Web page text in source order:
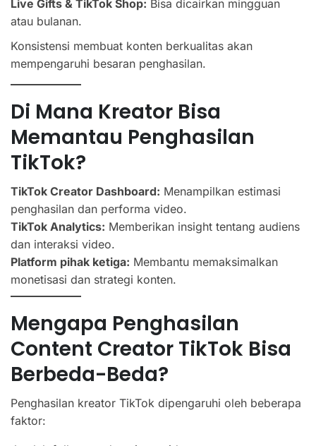
Live Gifts & TikTok Shop: Bisa dicairkan mingguan
atau bulanan.
Konsistensi membuat konten berkualitas akan
mempengaruhi besaran penghasilan.
Di Mana Kreator Bisa
Memantau Penghasilan
TikTok?
TikTok Creator Dashboard: Menampilkan estimasi
penghasilan dan performa video.
TikTok Analytics: Memberikan insight tentang audiens
dan interaksi video.
Platform pihak ketiga: Membantu memaksimalkan
monetisasi dan strategi konten.
Mengapa Penghasilan
Content Creator TikTok Bisa
Berbeda-Beda?
Penghasilan kreator TikTok dipengaruhi oleh beberapa
faktor: